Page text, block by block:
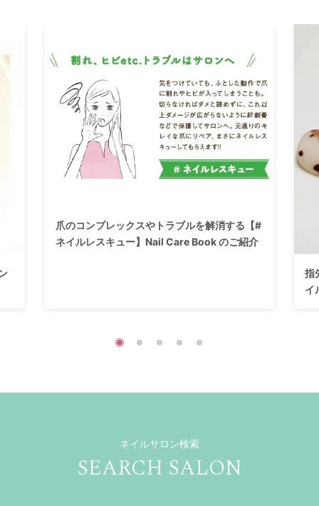
爪のコンプレックスやトラブルを解消する【#
ネイルレスキュー】Nail Care Book のご紹介
指
イ
ネイルサロン検索
SEARCH SALON